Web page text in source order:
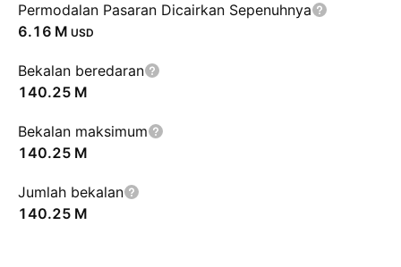
Permodalan Pasaran Dicairkan Sepenuhnya
‪6.16 M‬ USD
Bekalan beredaran
‪140.25 M‬
Bekalan maksimum
‪140.25 M‬
Jumlah bekalan
‪140.25 M‬